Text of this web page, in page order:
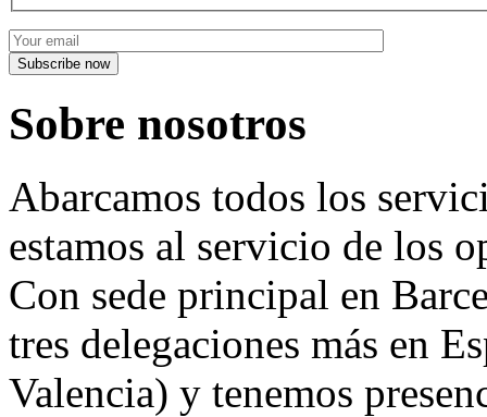
Sobre nosotros
Abarcamos todos los
estamos al servicio de los
Con sede principal en
tres delegaciones más en
Valencia) y tenemos